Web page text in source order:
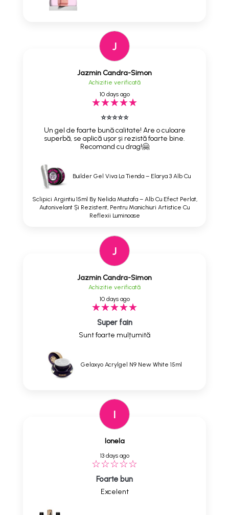
J
Jazmin Candra-Simon
Achizitie verificată
10 days ago
⭐⭐⭐⭐⭐
Un gel de foarte bună calitate! Are o culoare
superbă, se aplică ușor și rezistă foarte bine.
Recomand cu drag!🤗
Builder Gel Viva La Tienda – Elarya 3 Alb Cu
Sclipici Argintiu 15ml By Nelida Mustafa – Alb Cu Efect Perlat,
Autonivelant Și Rezistent, Pentru Manichiuri Artistice Cu
Reflexii Luminoase
J
Jazmin Candra-Simon
Achizitie verificată
10 days ago
Super fain
Sunt foarte mulțumită
Gelaxyo Acrylgel N9 New White 15ml
I
Ionela
13 days ago
Foarte bun
Excelent